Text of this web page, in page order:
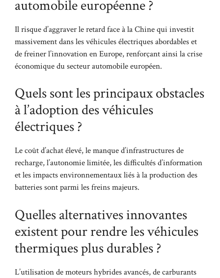
automobile européenne ?
Il risque d’aggraver le retard face à la Chine qui investit
massivement dans les véhicules électriques abordables et
de freiner l’innovation en Europe, renforçant ainsi la crise
économique du secteur automobile européen.
Quels sont les principaux obstacles
à l’adoption des véhicules
électriques ?
Le coût d’achat élevé, le manque d’infrastructures de
recharge, l’autonomie limitée, les difficultés d’information
et les impacts environnementaux liés à la production des
batteries sont parmi les freins majeurs.
Quelles alternatives innovantes
existent pour rendre les véhicules
thermiques plus durables ?
L’utilisation de moteurs hybrides avancés, de carburants